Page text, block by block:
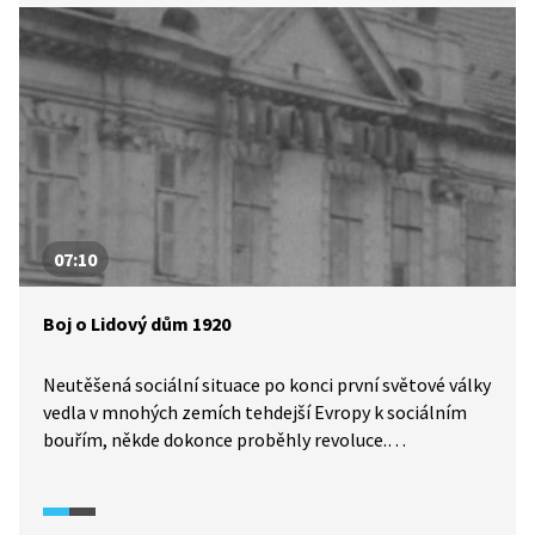
problémy a koho všeho se týkala.
07:10
Boj o Lidový dům 1920
Neutěšená sociální situace po konci první světové války
vedla v mnohých zemích tehdejší Evropy k sociálním
bouřím, někde dokonce proběhly revoluce.
vnitřní levicí a pravicí. Vyhrotil se na podzim roku 1920,